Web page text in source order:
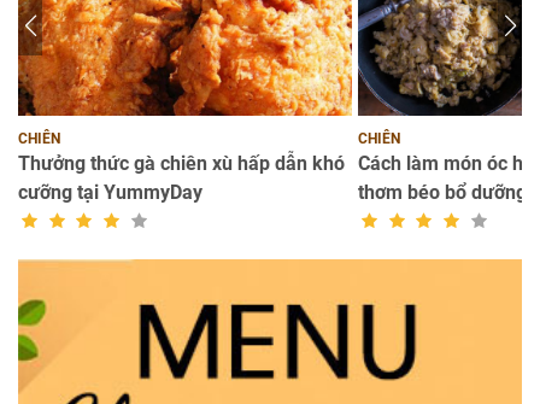
CHIÊN
Thưởng thức gà chiên xù hấp dẫn khó
cưỡng tại YummyDay
CHIÊN
Cách làm món óc
thơm béo bổ dưỡng